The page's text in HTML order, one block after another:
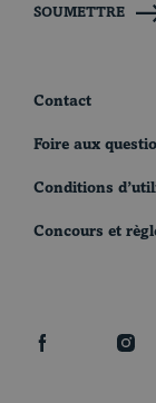
facebook
Contact
Foire aux
Conditions
Concours et
SOUMETTRE